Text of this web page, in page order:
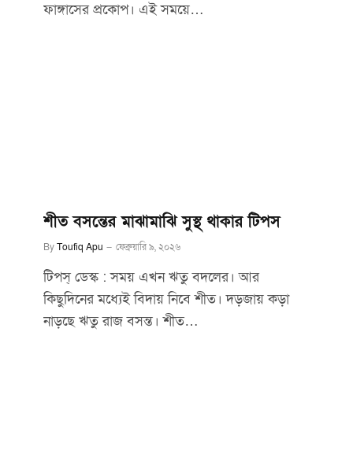
ফাঙ্গাসের প্রকোপ। এই সময়ে…
শীত বসন্তের মাঝামাঝি সুস্থ থাকার টিপস
ByToufiq Apu ফেব্রুয়ারি ৯, ২০২৬
টিপস্ ডেস্ক : সময় এখন ঋতু বদলের। আর
কিছুদিনের মধ্যেই বিদায় নিবে শীত। দড়জায় কড়া
নাড়ছে ঋতু রাজ বসন্ত। শীত…